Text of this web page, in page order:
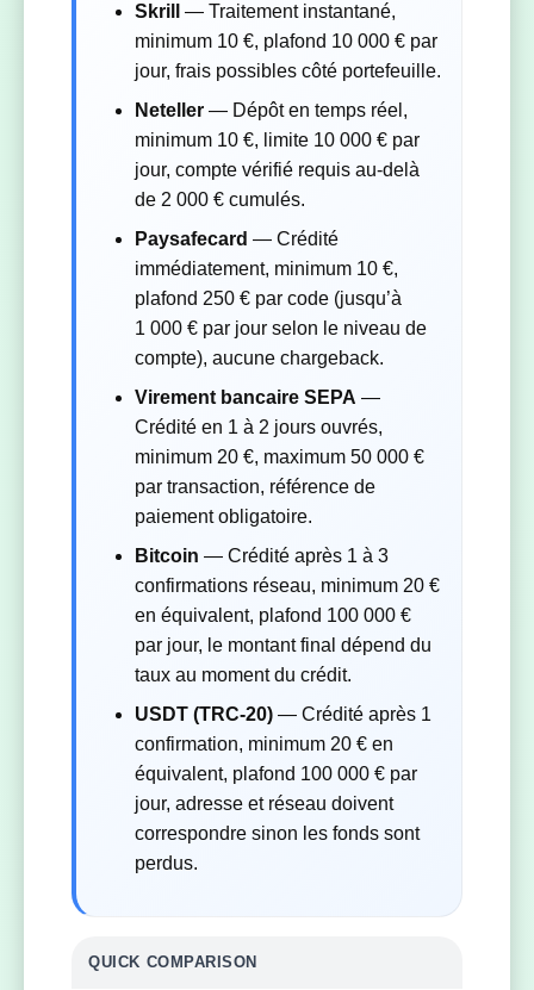
Skrill
— Traitement instantané,
minimum 10 €, plafond 10 000 € par
jour, frais possibles côté portefeuille.
Neteller— Dépôt en temps réel,
minimum 10 €, limite 10 000 € par
jour, compte vérifié requis au-delà
de 2 000 € cumulés.
Paysafecard — Crédité
immédiatement, minimum 10 €,
plafond 250 € par code (jusqu’à
1 000 € par jour selon le niveau de
compte), aucune chargeback.
Virement bancaire SEPA —
Crédité en 1 à 2 jours ouvrés,
minimum 20 €, maximum 50 000 €
par transaction, référence de
paiement obligatoire.
Bitcoin — Crédité après 1 à 3
confirmations réseau, minimum 20 €
en équivalent, plafond 100 000 €
par jour, le montant final dépend du
taux au moment du crédit.
USDT (TRC-20)— Crédité après 1
confirmation, minimum 20 € en
équivalent, plafond 100 000 € par
jour, adresse et réseau doivent
correspondre sinon les fonds sont
perdus.
QUICK COMPARISON